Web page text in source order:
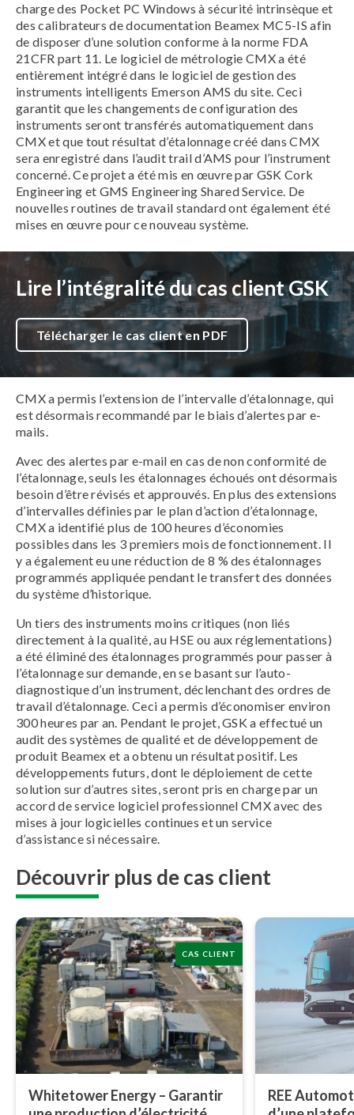
charge des Pocket PC Windows à sécurité intrinsèque et
des calibrateurs de documentation Beamex MC5-IS afin
de disposer d’une solution conforme à la norme FDA
21CFR part 11. Le logiciel de métrologie CMX a été
entièrement intégré dans le logiciel de gestion des
instruments intelligents Emerson AMS du site. Ceci
garantit que les changements de configuration des
instruments seront transférés automatiquement dans
CMX et que tout résultat d’étalonnage créé dans CMX
sera enregistré dans l’audit trail d’AMS pour l’instrument
concerné. Ce projet a été mis en œuvre par GSK Cork
Engineering et GMS Engineering Shared Service. De
nouvelles routines de travail standard ont également été
mises en œuvre pour ce nouveau système.
Lire l’intégralité du cas client GSK
Télécharger le cas client en PDF
CMX a permis l’extension de l’intervalle d’étalonnage, qui
est désormais recommandé par le biais d’alertes par e-
mails.
Avec des alertes par e-mail en cas de non conformité de
l’étalonnage, seuls les étalonnages échoués ont désormais
besoin d’être révisés et approuvés. En plus des extensions
d’intervalles définies par le plan d’action d’étalonnage,
CMX a identifié plus de 100 heures d’économies
possibles dans les 3 premiers mois de fonctionnement. Il
y a également eu une réduction de 8 % des étalonnages
programmés appliquée pendant le transfert des données
du système d’historique.
Un tiers des instruments moins critiques (non liés
directement à la qualité, au HSE ou aux réglementations)
a été éliminé des étalonnages programmés pour passer à
l’étalonnage sur demande, en se basant sur l’auto-
diagnostique d’un instrument, déclenchant des ordres de
travail d’étalonnage. Ceci a permis d’économiser environ
300 heures par an. Pendant le projet, GSK a effectué un
audit des systèmes de qualité et de développement de
produit Beamex et a obtenu un résultat positif. Les
développements futurs, dont le déploiement de cette
solution sur d’autres sites, seront pris en charge par un
accord de service logiciel professionnel CMX avec des
mises à jour logicielles continues et un service
d’assistance si nécessaire.
Découvrir plus de cas client
CAS CLIENT
Whitetower Energy – Garantir
REE